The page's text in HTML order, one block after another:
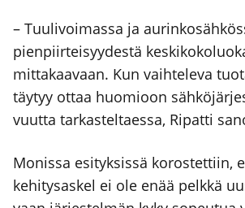
– Tuu­li­voi­mas­sa ja
pien­piir­tei­syy­des­tä
mit­ta­kaa­vaan. Kun vaih­te­le­va
täy­tyy ottaa huo­mioon
vuut­ta tar­kas­tel­taes­sa, Ripat­ti
Monis­sa esi­tyk­sis­sä koros­tet­tiin,
kehi­ty­sas­kel ei ole enää pelk­kä